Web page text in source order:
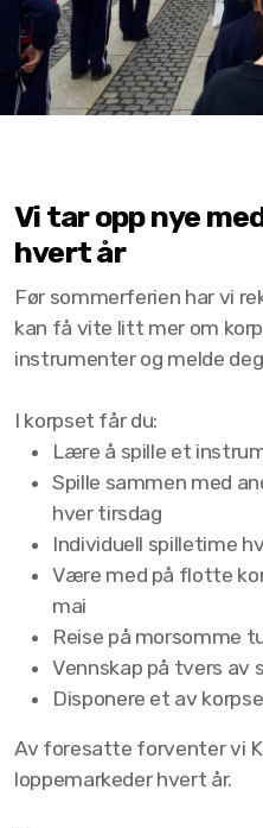
Vi tar opp nye
hvert år
Før sommerferien har vi
kan få vite litt mer om
instrumenter og melde
I korpset får du:
Lære å spille et
Spille sammen med
hver tirsdag
Individuell spilletime
Være med på flotte
mai
Reise på morsomme
Vennskap på tvers av
Disponere et av
Av foresatte forventer vi
loppemarkeder hvert år.